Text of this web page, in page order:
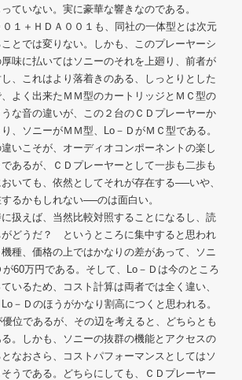
ていない。実に豪華な響きなのである。
１＋ＨＤＡ００１も、同社の一体型とは次元
とでは変りない。しかも、このプレーヤーシ
味に払いてはソニーのそれを上廻り、前者が
、これはより落着きのある、しっとりとした
よく出来たＭＭ型のカートリッジとＭＣ型の
な音の違いが、この２台のＣＤプレーヤーか
、ソニーがＭＭ型、Lo－ＤがＭＣ型である。
いこそが、オーディオコンポーネントの楽し
あるが、ＣＤプレーヤーとして一歩も二歩も
いても、依然としてそれが存在する──いや、
るかもしれない──のは面白い。
扱えば、当然比較対照することになるし、読
どうだ？ というところに集中すると思われ
種、価格の上ではかなりの差があって、ソニ
60万円である。そして、Lo－Ｄは今のところ
いるため、コスト計算は両者では全く違い、
－Ｄのほうがかなり割高につくと思われる。
位であるが、その辺を考えると、どちらとも
。しかも、ソニーの抜群の機能とアクセスの
なおさら、コストパフォーマンスとしてはソ
うである。どちらにしても、ＣＤプレーヤー